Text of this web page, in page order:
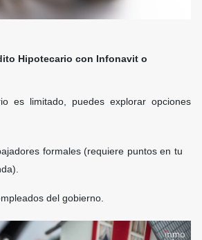
Hipotecario con Infonavit o
es limitado, puedes explorar opciones
formales (requiere puntos en tu
del gobierno.